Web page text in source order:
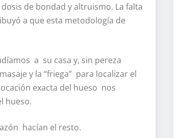
de bondad y altruismo. La falta
a que esta metodología de
a su casa y, sin pereza
y la “friega” para localizar el
exacta del hueso nos
hueso.
hacían el resto.